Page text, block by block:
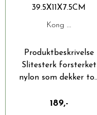
39.5X11X7.5CM
Kong ...
Produktbeskrivelse
Slitesterk forsterket
nylon som dekker
189,-